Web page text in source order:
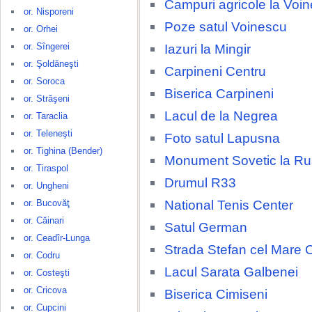
or. Nisporeni
or. Orhei
or. Sîngerei
or. Şoldăneşti
or. Soroca
or. Străşeni
or. Taraclia
or. Teleneşti
or. Tighina (Bender)
or. Tiraspol
or. Ungheni
or. Bucovăţ
or. Căinari
or. Ceadîr-Lunga
or. Codru
or. Costeşti
or. Cricova
or. Cupcini
Campuri agricole la
Poze satul Voinescu
Iazuri la Mingir
Carpineni Centru
Biserica Carpineni
Lacul de la Negrea
Foto satul Lapusna
Monument Sovetic la
Drumul R33
National Tenis Center
Satul German
Strada Stefan cel Mare
Lacul Sarata Galbenei
Biserica Cimiseni